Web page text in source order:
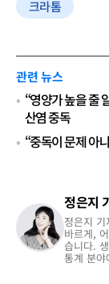
크라톰
관련 뉴스
“영양가 높을 줄
산염 중독
“중독이 문제 아
정은지
정은지
바르게,
습니다.
통계 분